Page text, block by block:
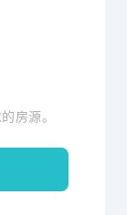
房源。